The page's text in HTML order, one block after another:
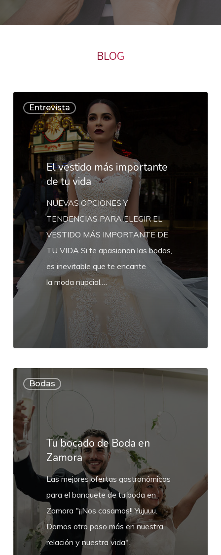
BLOG
Entrevista
vestido
importante
vida
El vestido más importante
de tu vida
NUEVAS OPCIONES Y
TENDENCIAS PARA ELEGIR EL
VESTIDO MÁS IMPORTANTE DE
TU VIDA Si te apasionan las bodas,
es inevitable que te encante
la moda nupcial.…
Bodas
bocado
de
Boda
en
Zamora
Tu bocado de Boda en
Zamora
Las mejores ofertas gastronómicas
para el banquete de tu boda en
Zamora "¡¡Nos casamos!! Yujuuu.
Damos otro paso más en nuestra
relación y nuestra vida".